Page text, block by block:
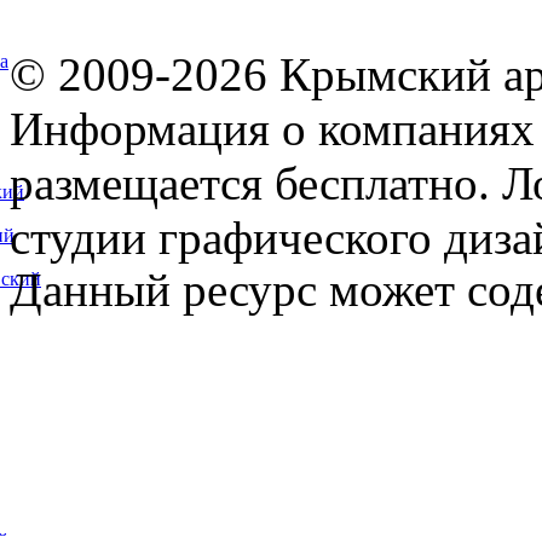
© 2009-2026 Крымский
Информация о компаниях
размещается бесплатно.
студии графического
Данный ресурс может